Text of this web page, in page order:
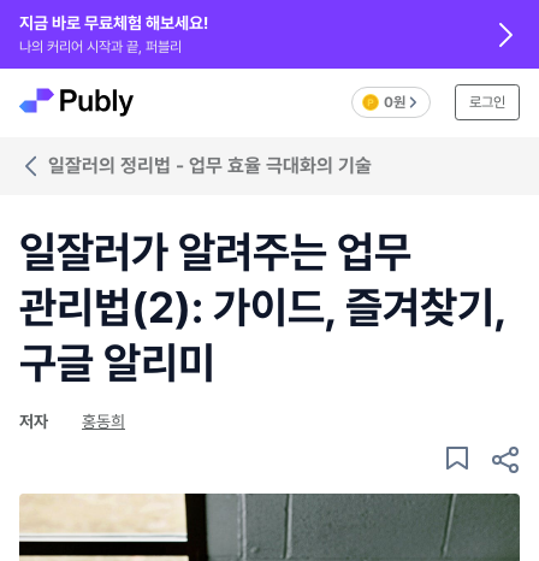
지금 바로 무료체험 해보세요!
나의 커리어 시작과 끝, 퍼블리
0원 로그인
일잘러의 정리법 - 업무 효율 극대화의 기술
일잘러가 알려주는 업무
관리법(2): 가이드, 즐겨찾기,
구글 알리미
저자 홍동희